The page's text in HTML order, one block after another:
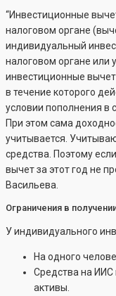
“Инвестиционные
налоговом органе
индивидуальный
налоговом органе или
инвестиционные
в течение которого
условии пополнения в
При этом сама
учитывается.
средства. Поэтому
вычет за этот год не
Васильева.
Ограничения в
У индивидуального
На одного
Средства на ИИС
активы.